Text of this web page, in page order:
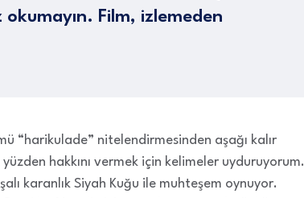
Film, izlemeden
“harikulade” nitelendirmesinden aşağı kalır
hakkını vermek için kelimeler uyduruyorum.
karanlık Siyah Kuğu ile muhteşem oynuyor.